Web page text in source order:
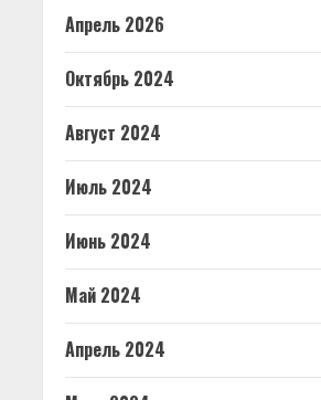
Апрель 2026
Октябрь 2024
Август 2024
Июль 2024
Июнь 2024
Май 2024
Апрель 2024